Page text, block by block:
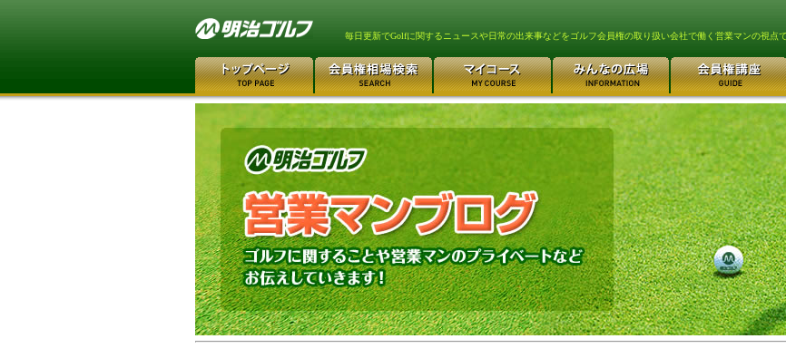
毎日更新でGolfに関するニュースや日常の出来事などをゴルフ会員権の取り扱い会社で働く営業マンの視点